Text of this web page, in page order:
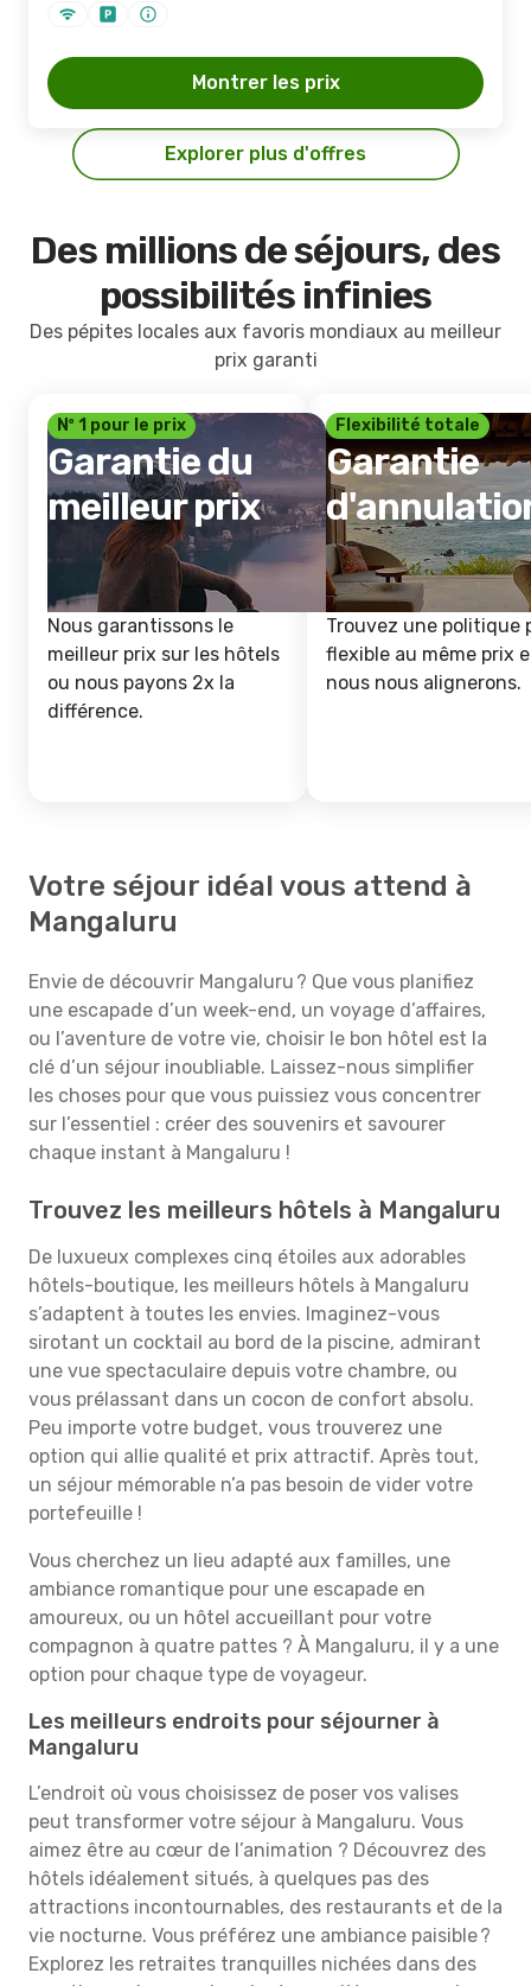
Montrer les prix
Explorer plus d'offres
Des millions de séjours, des
possibilités infinies
Des pépites locales aux favoris mondiaux au meilleur
prix garanti
Nº 1 pour le prix
Garantie du
meilleur prix
Nous garantissons le
meilleur prix sur les hôtels
ou nous payons 2x la
différence.
Flexibilité totale
Garantie
Trouvez une politique
flexible au même prix
nous nous alignerons.
Votre séjour idéal vous attend à
Mangaluru
Envie de découvrir Mangaluru ? Que vous planifiez
une escapade d’un week-end, un voyage d’affaires,
ou l’aventure de votre vie, choisir le bon hôtel est la
clé d’un séjour inoubliable. Laissez-nous simplifier
les choses pour que vous puissiez vous concentrer
sur l’essentiel : créer des souvenirs et savourer
chaque instant à Mangaluru !
Trouvez les meilleurs hôtels à Mangaluru
De luxueux complexes cinq étoiles aux adorables
hôtels-boutique, les meilleurs hôtels à Mangaluru
s’adaptent à toutes les envies. Imaginez-vous
sirotant un cocktail au bord de la piscine, admirant
une vue spectaculaire depuis votre chambre, ou
vous prélassant dans un cocon de confort absolu.
Peu importe votre budget, vous trouverez une
option qui allie qualité et prix attractif. Après tout,
un séjour mémorable n’a pas besoin de vider votre
portefeuille !
Vous cherchez un lieu adapté aux familles, une
ambiance romantique pour une escapade en
amoureux, ou un hôtel accueillant pour votre
compagnon à quatre pattes ? À Mangaluru, il y a une
option pour chaque type de voyageur.
Les meilleurs endroits pour séjourner à
Mangaluru
L’endroit où vous choisissez de poser vos valises
peut transformer votre séjour à Mangaluru. Vous
aimez être au cœur de l’animation ? Découvrez des
hôtels idéalement situés, à quelques pas des
attractions incontournables, des restaurants et de la
vie nocturne. Vous préférez une ambiance paisible ?
Explorez les retraites tranquilles nichées dans des